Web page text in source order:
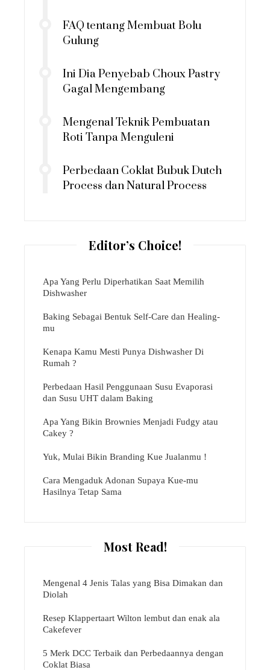
FAQ tentang Membuat Bolu
Gulung
Ini Dia Penyebab Choux Pastry
Gagal Mengembang
Mengenal Teknik Pembuatan
Roti Tanpa Menguleni
Perbedaan Coklat Bubuk Dutch
Process dan Natural Process
Editor’s Choice!
Apa Yang Perlu Diperhatikan Saat Memilih
Dishwasher
Baking Sebagai Bentuk Self-Care dan Healing-
mu
Kenapa Kamu Mesti Punya Dishwasher Di
Rumah ?
Perbedaan Hasil Penggunaan Susu Evaporasi
dan Susu UHT dalam Baking
Apa Yang Bikin Brownies Menjadi Fudgy atau
Cakey ?
Yuk, Mulai Bikin Branding Kue Jualanmu !
Cara Mengaduk Adonan Supaya Kue-mu
Hasilnya Tetap Sama
Most Read!
Mengenal 4 Jenis Talas yang Bisa Dimakan dan
Diolah
Resep Klappertaart Wilton lembut dan enak ala
Cakefever
5 Merk DCC Terbaik dan Perbedaannya dengan
Coklat Biasa